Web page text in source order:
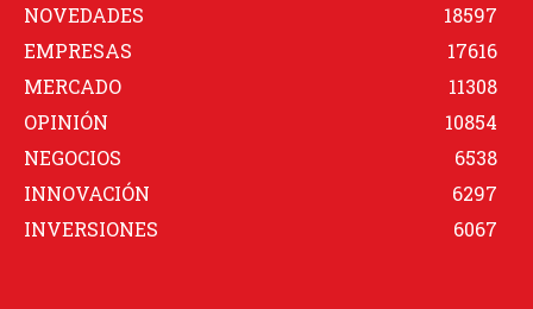
NOVEDADES
18597
EMPRESAS
17616
MERCADO
11308
OPINIÓN
10854
NEGOCIOS
6538
INNOVACIÓN
6297
INVERSIONES
6067